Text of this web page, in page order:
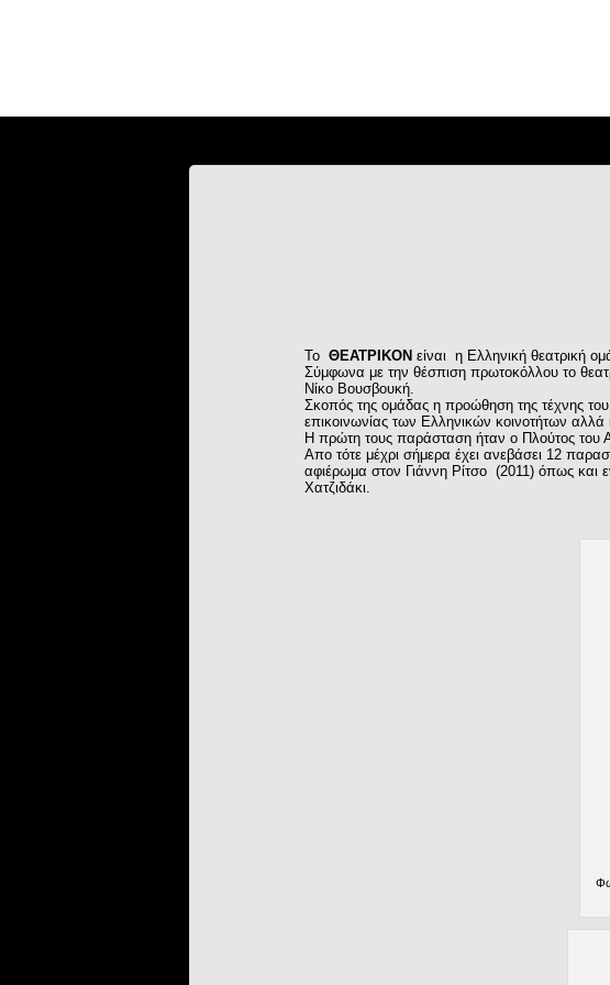
Το ΘΕATPIKON είναι η Ελληνική θεατρική
Σύμφωνα με την θέσπιση πρωτοκόλλου το
Νίκο Βουσβουκή.
Σκοπός της ομάδας η προώθηση της τέχνης
επικοινωνίας των Ελληνικών κοινοτήτων
Η πρώτη τους παράσταση ήταν ο Πλούτος του
Απο τότε μέχρι σήμερα έχει ανεβάσει 12
αφιέρωμα στον Γιάννη Ρίτσο (2011) όπως και
Χατζιδάκι.